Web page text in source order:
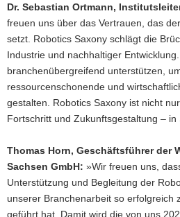
Dr. Sebastian Ortmann,
freuen uns über das Vertrauen, das
setzt. Robotics Saxony schlägt die
Industrie und nachhaltiger
branchenübergreifend unterstützen,
ressourcenschonende und
gestalten. Robotics Saxony ist nicht
Fortschritt und Zukunftsgestaltung – in
Thomas Horn, Geschäftsführer der
Sachsen GmbH: »Wir freuen uns,
Unterstützung und Begleitung der
unserer Branchenarbeit so erfolgreich
geführt hat. Damit wird die von uns